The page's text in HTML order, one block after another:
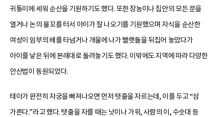
귀퉁이에 세워 순산을 기원하기도 했다. 또한 장농이나 집안의 모든 문을
열거나 논의 물꼬를 터서 아이가 잘 나오기를 기원했으며 자식을 순산한
여성이 임부의 배를 타넘거나 개울에 나가 빨랫돌을 뒤집어 놓았다가
아이를 낳은 뒤에 본래대로 돌려놓기도 했다. 이밖에도 지역에 따라 다양한
안산법이 동원되었다.
태아가 완전히 자궁을 빠져나오면 먼저 탯줄을 자르는데, 이를 두고 “삼
가른다.”라고 했다. 탯줄을 자를 때는 낫이나 가위, 사람의 이, 수숫대 등